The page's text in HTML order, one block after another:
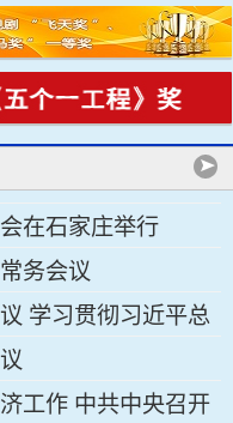
在石家庄举行
务会议
学习贯彻习近平总
下半年经济工作的
工作 中共中央召开